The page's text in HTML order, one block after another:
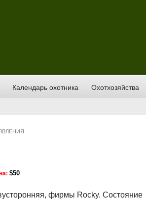
Календарь охотника Охотхозяйства
$50
фирмы Rocky. Состояние